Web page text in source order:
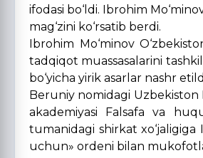
ifodasi bo‘ldi. Ibrohim
mag‘zini ko‘rsatib berdi.
Ibrohim Mo‘minov
tadqiqot muassasalarini
bo‘yicha yirik asarlar nashr
Beruniy nomidagi Uzbekiston
akademiyasi Falsafa va
tumanidagi shirkat
uchun» ordeni bilan